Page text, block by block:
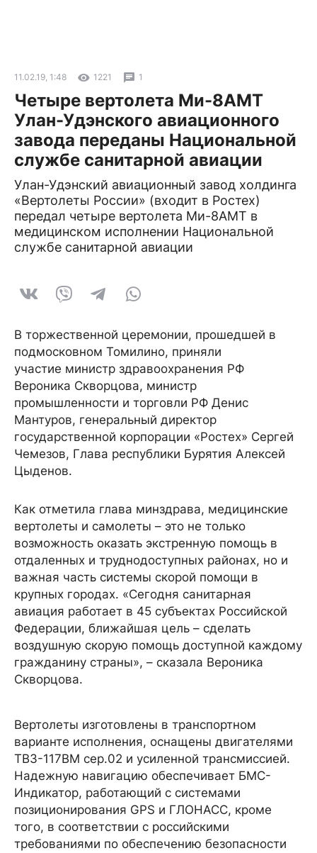
11.02.19, 1:48 1221 1
Четыре вертолета Ми-8АМТ
Улан-Удэнского авиационного
завода переданы Национальной
службе санитарной авиации
Улан-Удэнский авиационный завод холдинга
«Вертолеты России» (входит в Ростех)
передал четыре вертолета Ми-8АМТ в
медицинском исполнении Национальной
службе санитарной авиации
В торжественной церемонии, прошедшей в
подмосковном Томилино, приняли
участие министр здравоохранения РФ
Вероника Скворцова, министр
промышленности и торговли РФ Денис
Мантуров, генеральный директор
государственной корпорации «Ростех» Сергей
Чемезов, Глава республики Бурятия Алексей
Цыденов.
Как отметила глава минздрава, медицинские
вертолеты и самолеты – это не только
возможность оказать экстренную помощь в
отдаленных и труднодоступных районах, но и
важная часть системы скорой помощи в
крупных городах. «Сегодня санитарная
авиация работает в 45 субъектах Российской
Федерации, ближайшая цель – сделать
воздушную скорую помощь доступной каждому
гражданину страны», – сказала Вероника
Скворцова.
Вертолеты изготовлены в транспортном
варианте исполнения, оснащены двигателями
ТВ3-117ВМ сер.02 и усиленной трансмиссией.
Надежную навигацию обеспечивает БМС-
Индикатор, работающий с системами
позиционирования GPS и ГЛОНАСС, кроме
того, в соответствии с российскими
требованиями по обеспечению безопасности